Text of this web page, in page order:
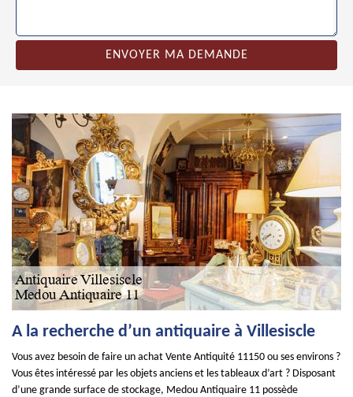
A la recherche d’un antiquaire à Villesiscle
Vous avez besoin de faire un achat Vente Antiquité 11150 ou ses environs ?
Vous êtes intéressé par les objets anciens et les tableaux d’art ? Disposant
d’une grande surface de stockage, Medou Antiquaire 11 possède